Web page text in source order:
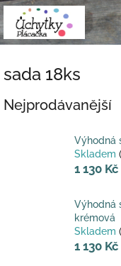
Přejít
na
obsah
sada 18ks
Nejprodávanější
Výhodná
Skladem
1 130 Kč
Výhodná
krémová
Skladem
1 130 Kč